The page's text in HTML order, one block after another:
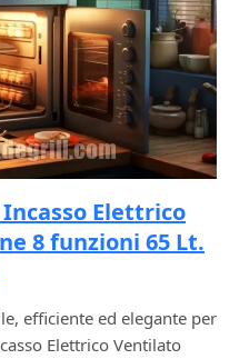
Elettrico
8 funzioni 65 Lt.
efficiente ed elegante per
Elettrico Ventilato